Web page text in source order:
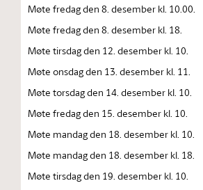
Møte fredag den 8. desember kl. 10.00.
Møte fredag den 8. desember kl. 18.
Møte tirsdag den 12. desember kl. 10.
Møte onsdag den 13. desember kl. 11.
Møte torsdag den 14. desember kl. 10.
Møte fredag den 15. desember kl. 10.
Møte mandag den 18. desember kl. 10.
Møte mandag den 18. desember kl. 18.
Møte tirsdag den 19. desember kl. 10.